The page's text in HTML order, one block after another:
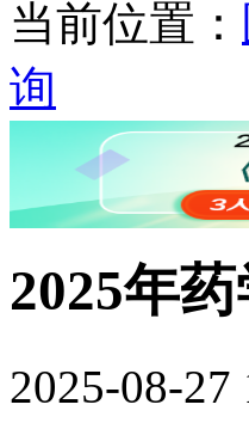
当前位置：
询
2025年
2025-08-27